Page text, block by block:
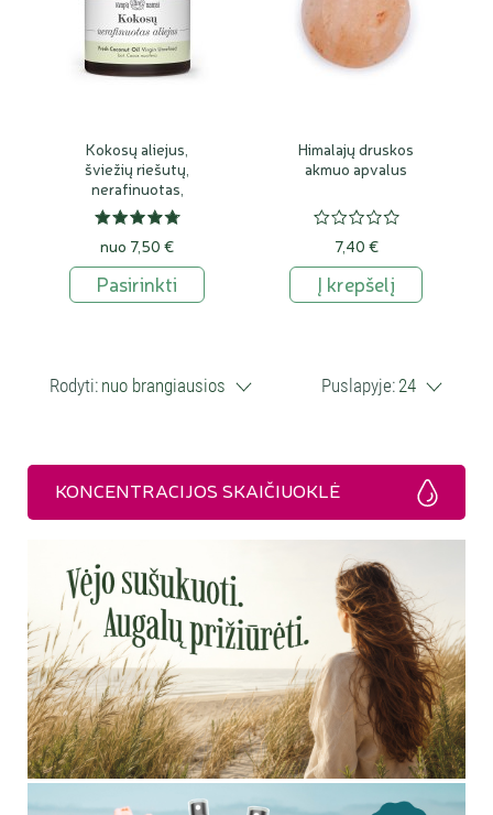
Kokosų aliejus,
šviežių riešutų,
nerafinuotas,
ekologiškas
nuo 7,50 €
Pasirinkti
Himalajų druskos
akmuo apvalus
7,40 €
Į krepšelį
Rodyti: nuo brangiausios Puslapyje: 24
KONCENTRACIJOS SKAIČIUOKLĖ